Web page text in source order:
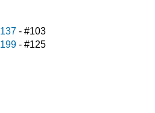
137- #103
199- #125